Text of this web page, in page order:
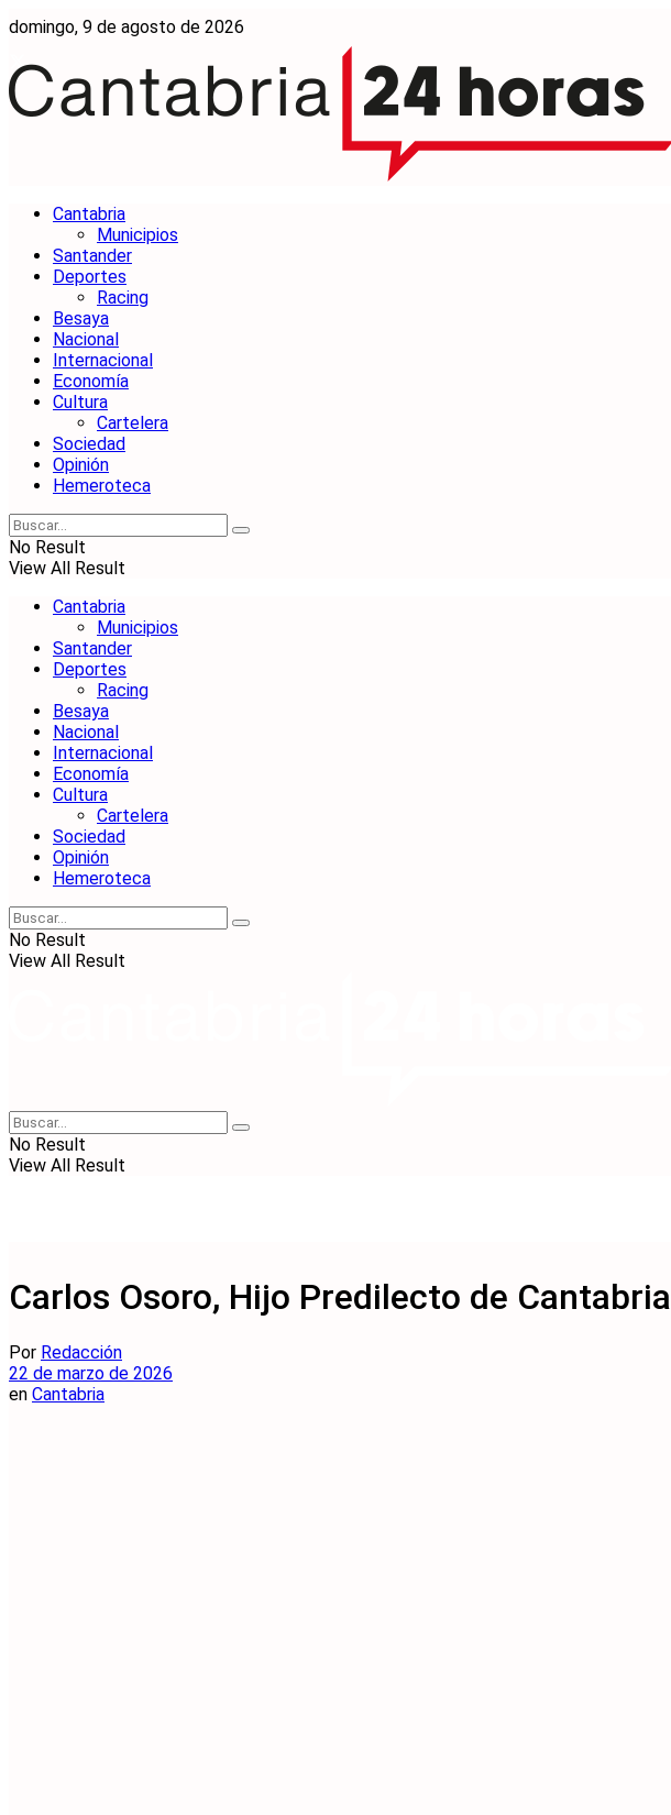
domingo, 9 de agosto de 2026
Cantabria
Municipios
Santander
Deportes
Racing
Besaya
Nacional
Internacional
Economía
Cultura
Cartelera
Sociedad
Opinión
Hemeroteca
No Result
View All Result
Cantabria
Municipios
Santander
Deportes
Racing
Besaya
Nacional
Internacional
Economía
Cultura
Cartelera
Sociedad
Opinión
Hemeroteca
No Result
View All Result
No Result
View All Result
Carlos Osoro, Hijo Predilecto de Cantabria
Por Redacción
22 de marzo de 2026
en Cantabria